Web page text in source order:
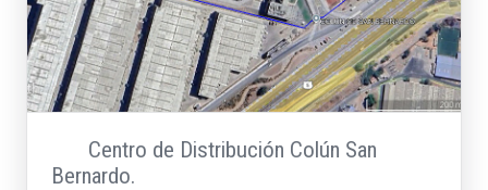
Centro de Distribución Colún San
Bernardo.